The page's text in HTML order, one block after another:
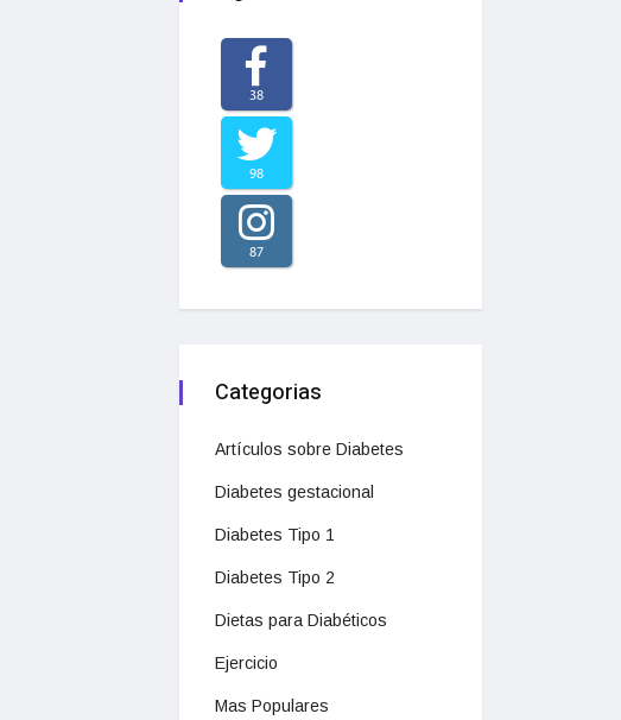
38
98
87
Categorias
Artículos sobre Diabetes
Diabetes gestacional
Diabetes Tipo 1
Diabetes Tipo 2
Dietas para Diabéticos
Ejercicio
Mas Populares